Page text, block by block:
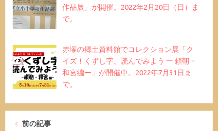
作品展」が開催。2022年2月20日（日）ま
で。
赤塚の郷土資料館でコレクション展「ク
イズ！くずし字、読んでみよう ー 頼朝・
和宮編ー」が開催中。2022年7月31日ま
で。
前の記事